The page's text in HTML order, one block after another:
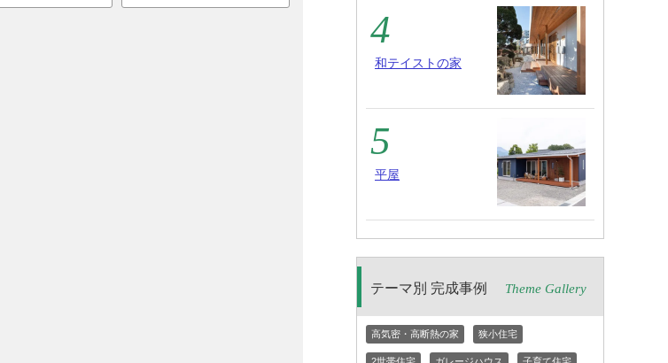
和テイストの家
平屋
テーマ別 完成事例 Theme Gallery
高気密・高断熱の家 狭小住宅